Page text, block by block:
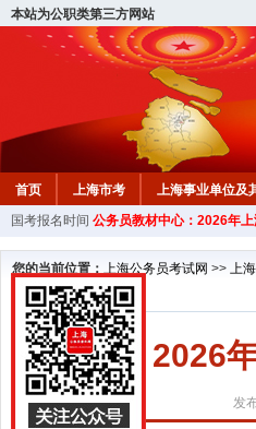
本站为公职类第三方网站
首页 上海市考 上海事业单位及
国考报名时间 公务员教材中心：2026年
您的当前位置： 上海公务员考试网 >> 上
2026
发